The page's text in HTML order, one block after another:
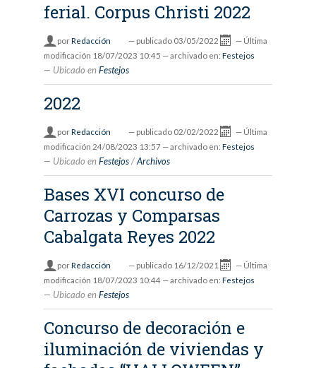
ferial. Corpus Christi 2022
porRedacción — publicado 03/05/2022 — Última
modificación 18/07/2023 10:45 — archivado en: Festejos
Ubicado en Festejos
2022
porRedacción — publicado 02/02/2022 — Última
modificación 24/08/2023 13:57 — archivado en: Festejos
Ubicado en Festejos /Archivos
Bases XVI concurso de
Carrozas y Comparsas
Cabalgata Reyes 2022
porRedacción — publicado 16/12/2021 — Última
modificación 18/07/2023 10:44 — archivado en: Festejos
Ubicado en Festejos
Concurso de decoración e
iluminación de viviendas y